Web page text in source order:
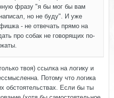
фразу "я бы мог бы вам
но не буду". И уже
- не отвечать прямо на
про собак не говорящих по-
твоя) ссылка на логику и
Потому что логика
обстоятельствах. Если бы ты